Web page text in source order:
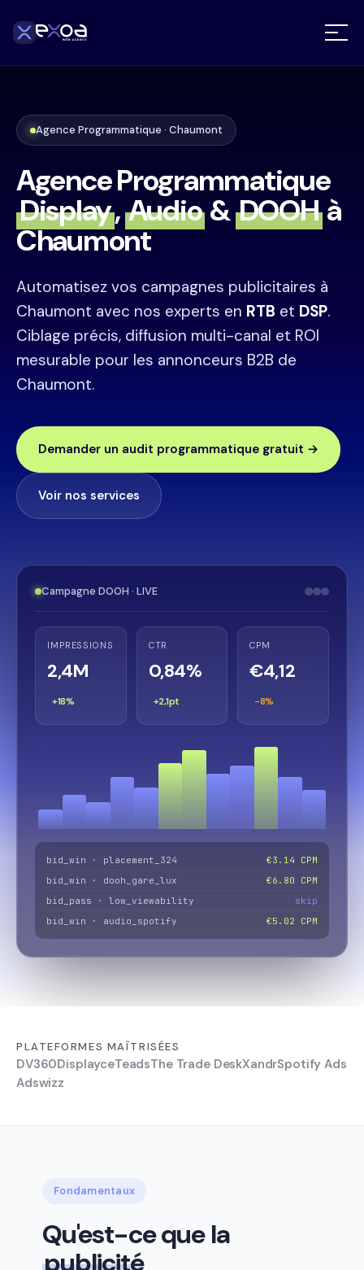
Agence Programmatique · Chaumont
Agence Programmatique
Display, Audio & DOOHà
Chaumont
Automatisez vos campagnes publicitaires à
Chaumont avec nos experts en RTB et DSP.
Ciblage précis, diffusion multi-canal et ROI
mesurable pour les annonceurs B2B de
Chaumont.
Demander un audit programmatique gratuit →
Voir nos services
Campagne DOOH · LIVE
IMPRESSIONS
2,4M
+18%
CTR
0,84%
+2,1pt
CPM
€4,12
−8%
bid_win · placement_324
€3.14 CPM
bid_win · dooh_gare_lux
€6.80 CPM
bid_pass · low_viewability
skip
bid_win · audio_spotify
€5.02 CPM
PLATEFORMES MAÎTRISÉES
DV360DisplayceTeadsThe Trade DeskXandrSpotify Ads
Adswizz
Fondamentaux
Qu'est-ce que la
publicité